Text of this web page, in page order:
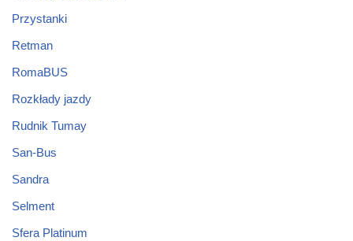
Przystanki
Retman
RomaBUS
Rozkłady jazdy
Rudnik Tumay
San-Bus
Sandra
Selment
Sfera Platinum